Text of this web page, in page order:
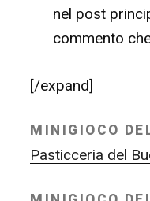
nel post
commento
[/expand]
MINIGIOCO
Pasticceria del